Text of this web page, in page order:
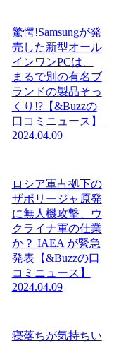
驚愕!Samsungが発
売した新型オール
インワンPCは、
まるで別の有名ブ
ランドの製品そっ
くり!?【&Buzzの
口コミニュース】
2024.04.09
ロシア軍占拠下の
ザポリージャ原発
に無人機攻撃、ウ
クライナ軍の仕業
か？ IAEA が緊急
発表【&Buzzの口
コミニュース】
2024.04.09
寝落ちが気持ちい